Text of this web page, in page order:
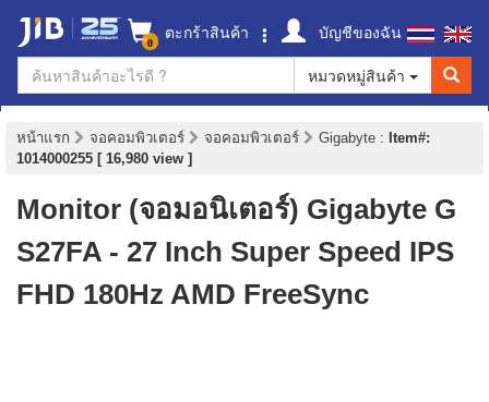
0 ตะกร้าสินค้า
บัญชีของฉัน
หมวดหมู่สินค้า
หน้าแรก จอคอมพิวเตอร์ จอคอมพิวเตอร์ Gigabyte : Item#:
1014000255 [ 16,980 view ]
Monitor (จอมอนิเตอร์) Gigabyte G
S27FA - 27 Inch Super Speed IPS
FHD 180Hz AMD FreeSync